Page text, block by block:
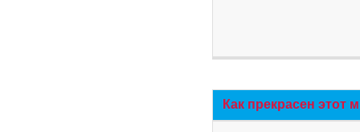
Как прекрасен этот